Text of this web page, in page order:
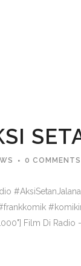
0 COMMENTS
Film Di Radio